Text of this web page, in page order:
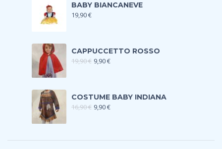
BABY BIANCANEVE
19,90€
CAPPUCCETTO ROSSO
19,90€ 9,90€
COSTUME BABY INDIANA
16,90€ 9,90€